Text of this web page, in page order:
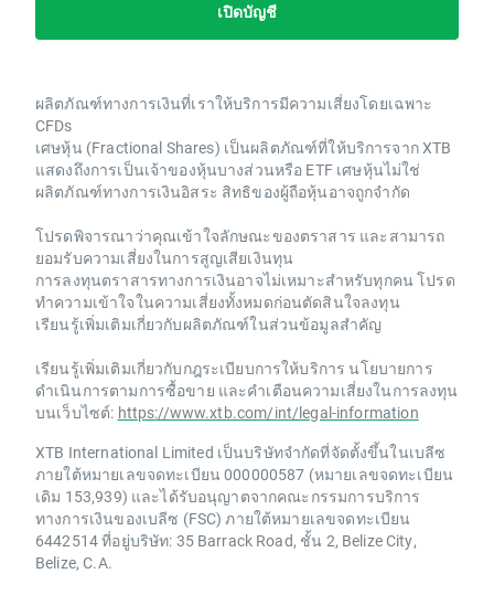
เปิดบัญชี
ผลิตภัณฑ์ทางการเงินที่เราให้บริการมีความเสี่ยงโดยเฉพาะ
CFDs
เศษหุ้น (Fractional Shares) เป็นผลิตภัณฑ์ที่ให้บริการจาก XTB
แสดงถึงการเป็นเจ้าของหุ้นบางส่วนหรือ ETF เศษหุ้นไม่ใช่
ผลิตภัณฑ์ทางการเงินอิสระ สิทธิของผู้ถือหุ้นอาจถูกจำกัด
โปรดพิจารณาว่าคุณเข้าใจลักษณะของตราสาร และสามารถ
ยอมรับความเสี่ยงในการสูญเสียเงินทุน
การลงทุนตราสารทางการเงินอาจไม่เหมาะสำหรับทุกคน โปรด
ทำความเข้าใจในความเสี่ยงทั้งหมดก่อนตัดสินใจลงทุน
เรียนรู้เพิ่มเติมเกี่ยวกับผลิตภัณฑ์ในส่วนข้อมูลสำคัญ
เรียนรู้เพิ่มเติมเกี่ยวกับกฎระเบียบการให้บริการ นโยบายการ
ดำเนินการตามการซื้อขาย และคำเตือนความเสี่ยงในการลงทุน
บนเว็บไซต์: https://www.xtb.com/int/legal-information
XTB International Limited เป็นบริษัทจำกัดที่จัดตั้งขึ้นในเบลีซ
ภายใต้หมายเลขจดทะเบียน 000000587 (หมายเลขจดทะเบียน
เดิม 153,939) และได้รับอนุญาตจากคณะกรรมการบริการ
ทางการเงินของเบลีซ (FSC) ภายใต้หมายเลขจดทะเบียน
6442514 ที่อยู่บริษัท: 35 Barrack Road, ชั้น 2, Belize City,
Belize, C.A.